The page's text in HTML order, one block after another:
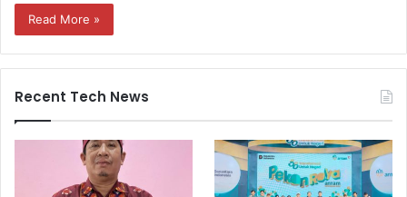
Read More »
Recent Tech News